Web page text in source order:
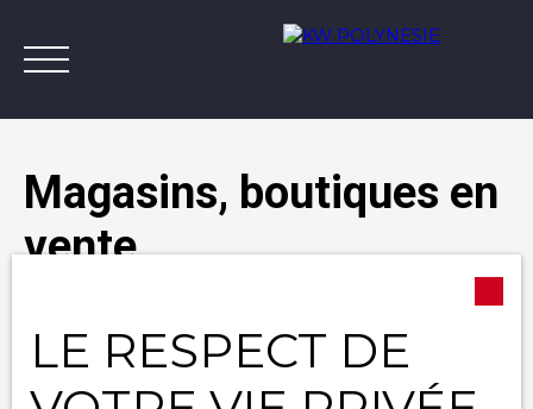
Magasins, boutiques en
vente
Vente
LE RESPECT DE